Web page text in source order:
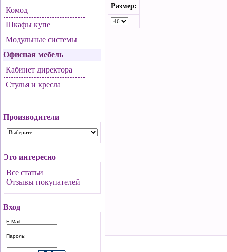
Комод
Шкафы купе
Модульные системы
Офисная мебель
Кабинет директора
Стулья и кресла
Производители
Это интересно
Все статьи
Отзывы покупателей
Вход
E-Mail:
Пароль:
Размер: